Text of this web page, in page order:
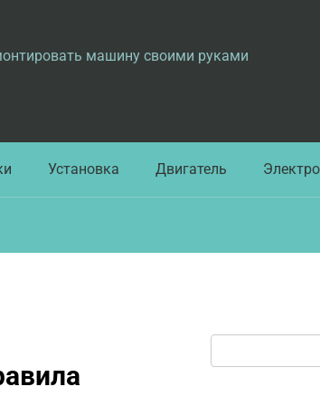
машину своими руками
Установка Двигатель